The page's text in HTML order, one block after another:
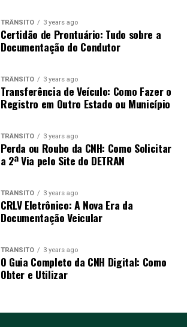
TRÂNSITO 3 years ago
Certidão de Prontuário: Tudo sobre a
Documentação do Condutor
TRÂNSITO 3 years ago
Transferência de Veículo: Como Fazer o
Registro em Outro Estado ou Município
TRÂNSITO 3 years ago
Perda ou Roubo da CNH: Como Solicitar
a 2ª Via pelo Site do DETRAN
TRÂNSITO 3 years ago
CRLV Eletrônico: A Nova Era da
Documentação Veicular
TRÂNSITO 3 years ago
O Guia Completo da CNH Digital: Como
Obter e Utilizar